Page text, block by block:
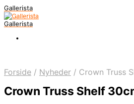
Gallerista
Gallerista
Forside / Nyheder / Crown Truss
Crown Truss Shelf